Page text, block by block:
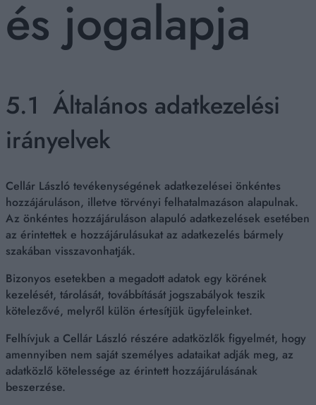
és jogalapja
5.1 Általános adatkezelési
irányelvek
Cellár László tevékenységének adatkezelései önkéntes
hozzájáruláson, illetve törvényi felhatalmazáson alapulnak.
Az önkéntes hozzájáruláson alapuló adatkezelések esetében
az érintettek e hozzájárulásukat az adatkezelés bármely
szakában visszavonhatják.
Bizonyos esetekben a megadott adatok egy körének
kezelését, tárolását, továbbítását jogszabályok teszik
kötelezővé, melyről külön értesítjük ügyfeleinket.
Felhívjuk a Cellár László részére adatközlők figyelmét, hogy
amennyiben nem saját személyes adataikat adják meg, az
adatközlő kötelessége az érintett hozzájárulásának
beszerzése.